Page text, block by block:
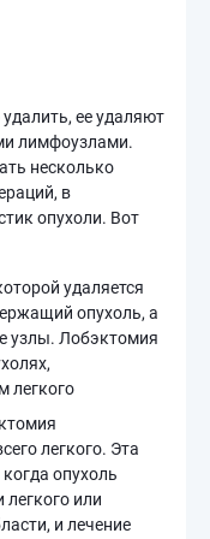
ее удаляют
лимфоузлами.
несколько
в
опухоли. Вот
удаляется
опухоль, а
узлы. Лобэктомия
легкого
легкого. Эта
опухоль
легкого или
и лечение